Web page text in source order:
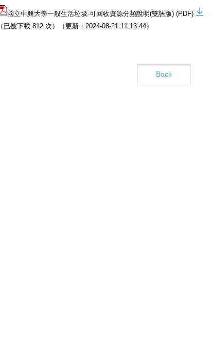
國立中興大學一般生活垃圾-可回收資源分類說明(雙語版) (PDF)
（已被下載 812 次）（更新：2024-08-21 11:13:44）
Back